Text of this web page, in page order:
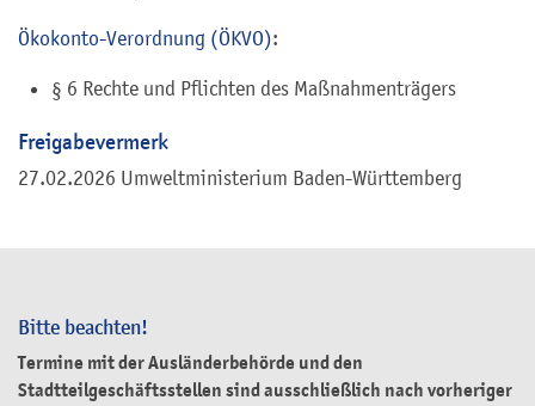
Bitte beachten!
Termine mit der Ausländerbehörde und den
Stadtteilgeschäftsstellen sind ausschließlich nach vorheriger
Ökokonto-Verordnung (ÖKVO):
§ 6 Rechte und Pflichten des Maßnahmenträgers
Freigabevermerk
27.02.2026 Umweltministerium Baden-Württemberg